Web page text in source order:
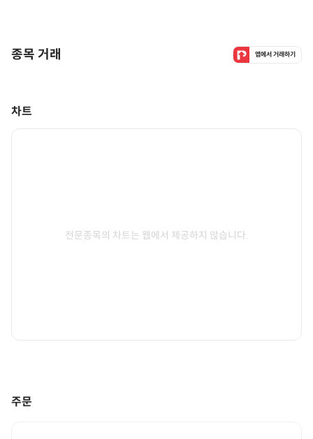
종목 거래 앱에서 거래하기
차트
전문종목의 차트는 웹에서 제공하지 않습니다.
주문